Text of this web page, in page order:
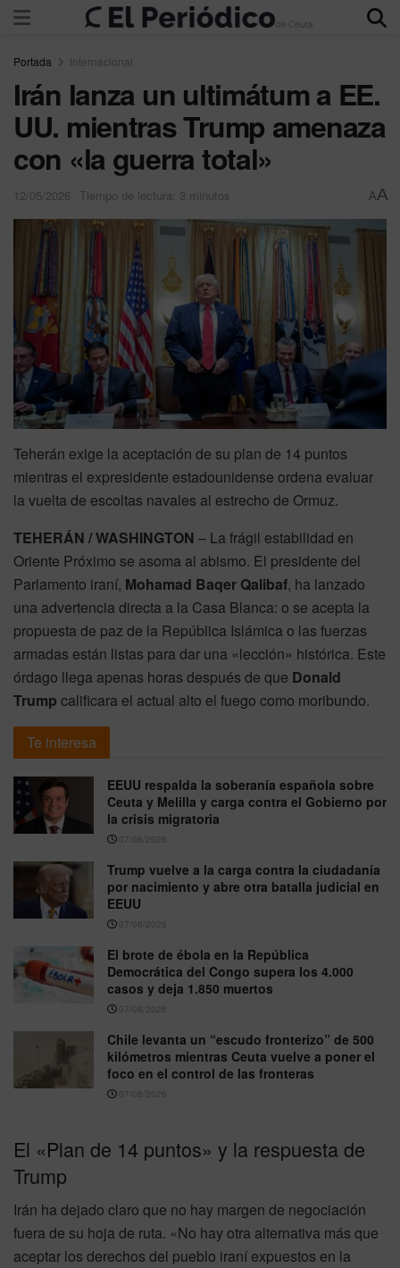
Portada Internacional
Irán lanza un ultimátum a EE.
UU. mientras Trump amenaza
con «la guerra total»
12/05/2026 Tiempo de lectura: 3 minutos AA
Teherán exige la aceptación de su plan de 14 puntos
mientras el expresidente estadounidense ordena evaluar
la vuelta de escoltas navales al estrecho de Ormuz.
TEHERÁN / WASHINGTON – La frágil estabilidad en
Oriente Próximo se asoma al abismo. El presidente del
Parlamento iraní, Mohamad Baqer Qalibaf, ha lanzado
una advertencia directa a la Casa Blanca: o se acepta la
propuesta de paz de la República Islámica o las fuerzas
armadas están listas para dar una «lección» histórica. Este
órdago llega apenas horas después de que Donald
Trump calificara el actual alto el fuego como moribundo.
Te interesa
EEUU respalda la soberanía española sobre
Ceuta y Melilla y carga contra el Gobierno por
la crisis migratoria
07/08/2026
Trump vuelve a la carga contra la ciudadanía
por nacimiento y abre otra batalla judicial en
EEUU
07/08/2026
El brote de ébola en la República
Democrática del Congo supera los 4.000
casos y deja 1.850 muertos
07/08/2026
Chile levanta un “escudo fronterizo” de 500
kilómetros mientras Ceuta vuelve a poner el
foco en el control de las fronteras
07/08/2026
El «Plan de 14 puntos» y la respuesta de
Trump
Irán ha dejado claro que no hay margen de negociación
fuera de su hoja de ruta. «No hay otra alternativa más que
aceptar los derechos del pueblo iraní expuestos en la